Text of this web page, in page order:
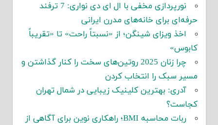
نورپردازی مخفی با ال ای دی نواری: 7 ترفند
حرفه‌ای برای خانه‌های مدرن ایرانی
اخذ ویزای شینگن؛ از «نسبتاً راحت» تا «تقریباً
کابوس»
چرا زنان 2025 روتین‌های سخت را کنار گذاشتن و
مسیر سبک را انتخاب کردن
آدری: بهترین کلینیک زیبایی در شمال تهران
کجاست؟
ربات محاسبه BMI؛ راهکاری نوین برای آگاهی از